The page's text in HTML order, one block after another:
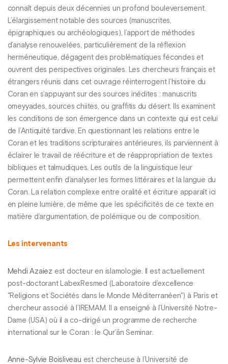
connaît depuis deux décennies un profond bouleversement.
L’élargissement notable des sources (manuscrites,
épigraphiques ou archéologiques), l’apport de méthodes
d’analyse renouvelées, particulièrement de la réflexion
herméneutique, dégagent des problématiques fécondes et
ouvrent des perspectives originales. Les chercheurs français et
étrangers réunis dans cet ouvrage réinterrogent l’histoire du
Coran en s’appuyant sur des sources inédites : manuscrits
omeyyades, sources chiites, ou graffitis du désert. Ils examinent
les conditions de son émergence dans un contexte qui est celui
de l’Antiquité tardive. En questionnant les relations entre le
Coran et les traditions scripturaires antérieures, ils parviennent à
éclairer le travail de réécriture et de réappropriation de textes
bibliques et talmudiques. Les outils de la linguistique leur
permettent enfin d’analyser les formes littéraires et la langue du
Coran. La relation complexe entre oralité et écriture apparaît ici
en pleine lumière, de même que les spécificités de ce texte en
matière d’argumentation, de polémique ou de composition.
Les intervenants
Mehdi Azaiez est docteur en islamologie. Il est actuellement
post-doctorant LabexResmed (Laboratoire d’excellence
"Religions et Sociétés dans le Monde Méditerranéen") à Paris et
chercheur associé à l’IREMAM. Il a enseigné à l’Université Notre-
Dame (USA) où il a co-dirigé un programme de recherche
international sur le Coran : le Qur’ān Seminar.
Anne-Sylvie Boisliveau est chercheuse à l’Université de